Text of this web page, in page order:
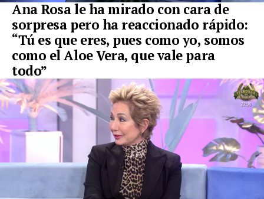
Ana Rosa le ha mirado con cara de
sorpresa pero ha reaccionado rápido:
“Tú es que eres, pues como yo, somos
como el Aloe Vera, que vale para
todo”